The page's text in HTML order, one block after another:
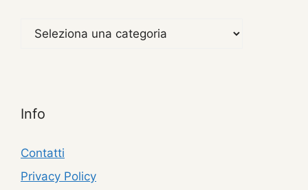
Scegli
Info
Contatti
Privacy Policy